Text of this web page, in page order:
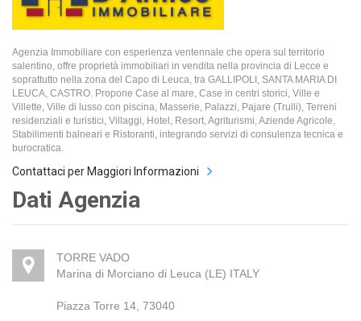
Agenzia Immobiliare con esperienza ventennale che opera sul territorio
salentino, offre proprietà immobiliari in vendita nella provincia di Lecce e
soprattutto nella zona del Capo di Leuca, tra GALLIPOLI, SANTA MARIA DI
LEUCA, CASTRO. Propone Case al mare, Case in centri storici, Ville e
Villette, Ville di lusso con piscina, Masserie, Palazzi, Pajare (Trulli), Terreni
residenziali e turistici, Villaggi, Hotel, Resort, Agriturismi, Aziende Agricole,
Stabilimenti balneari e Ristoranti, integrando servizi di consulenza tecnica e
burocratica.
Contattaci per Maggiori Informazioni
Dati Agenzia
TORRE VADO
Marina di Morciano di Leuca (LE) ITALY
Piazza Torre 14, 73040